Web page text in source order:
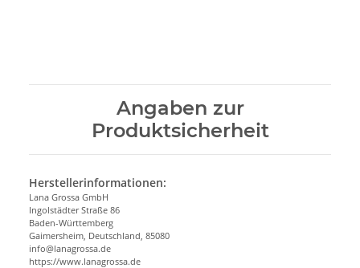
Angaben zur
Produktsicherheit
Herstellerinformationen:
Lana Grossa GmbH
Ingolstädter Straße 86
Baden-Württemberg
Gaimersheim, Deutschland, 85080
info@lanagrossa.de
https://www.lanagrossa.de